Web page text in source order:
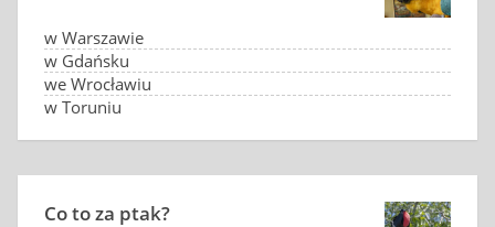
w Warszawie
w Gdańsku
we Wrocławiu
w Toruniu
Co to za ptak?